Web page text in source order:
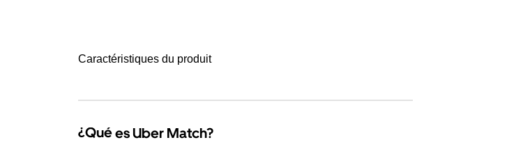
Caractéristiques du produit
¿Qué es Uber Match?